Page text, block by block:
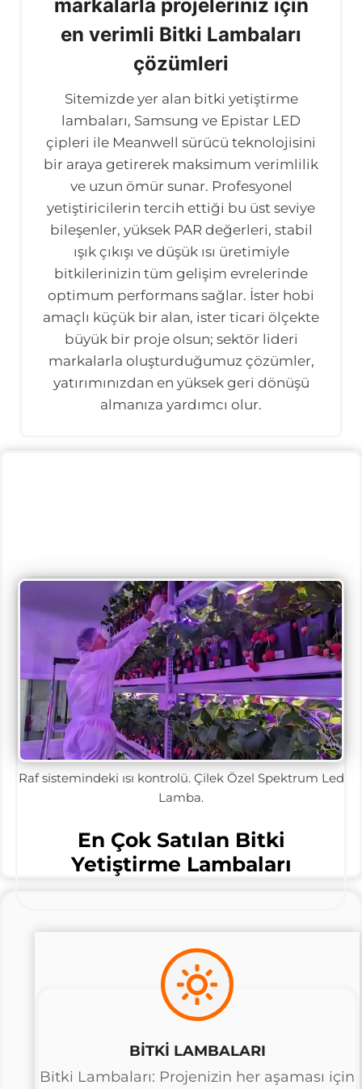
markalarla projeleriniz için
en verimli Bitki Lambaları
çözümleri
Sitemizde yer alan bitki yetiştirme
lambaları, Samsung ve Epistar LED
çipleri ile Meanwell sürücü teknolojisini
bir araya getirerek maksimum verimlilik
ve uzun ömür sunar. Profesyonel
yetiştiricilerin tercih ettiği bu üst seviye
bileşenler, yüksek PAR değerleri, stabil
ışık çıkışı ve düşük ısı üretimiyle
bitkilerinizin tüm gelişim evrelerinde
optimum performans sağlar. İster hobi
amaçlı küçük bir alan, ister ticari ölçekte
büyük bir proje olsun; sektör lideri
markalarla oluşturduğumuz çözümler,
yatırımınızdan en yüksek geri dönüşü
almanıza yardımcı olur.
Raf sistemindeki ısı kontrolü. Çilek Özel Spektrum Led
Lamba.
En Çok Satılan Bitki
Yetiştirme Lambaları
BİTKİ LAMBALARI
Bitki Lambaları: Projenizin her aşaması için